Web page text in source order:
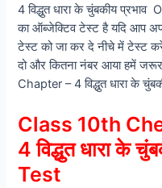
4 विद्धुत धारा के चुंबकीय
का ऑब्जेक्टिव टेस्ट है यदि आप
टेस्ट को जा कर दे नीचे में टेस्ट
दो और कितना नंबर आया हमें
Chapter – 4 विद्धुत धारा के
Class 10th
4 विद्धुत धारा के
Test